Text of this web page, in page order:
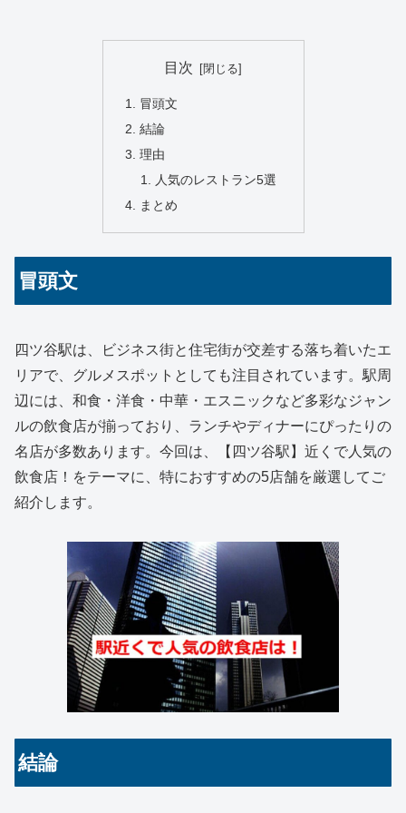
目次
冒頭文
結論
理由
人気のレストラン5選
まとめ
冒頭文
四ツ谷駅は、ビジネス街と住宅街が交差する落ち着いたエ
リアで、グルメスポットとしても注目されています。駅周
辺には、和食・洋食・中華・エスニックなど多彩なジャン
ルの飲食店が揃っており、ランチやディナーにぴったりの
名店が多数あります。今回は、【四ツ谷駅】近くで人気の
飲食店！をテーマに、特におすすめの5店舗を厳選してご
紹介します。
結論